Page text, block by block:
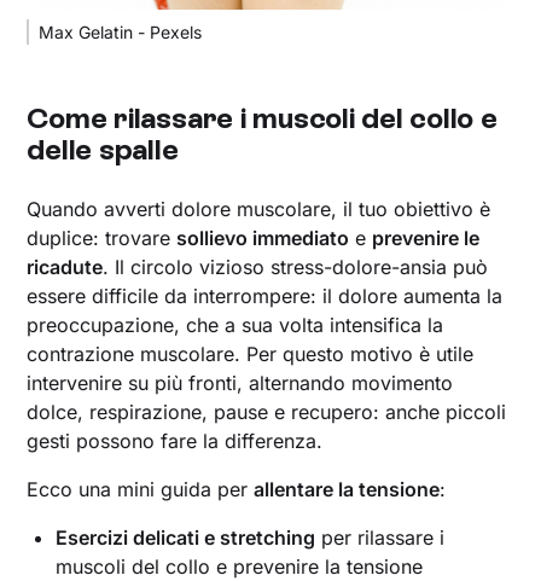
Max Gelatin - Pexels
Come rilassare i muscoli del collo e
delle spalle
Quando avverti dolore muscolare, il tuo obiettivo è
duplice: trovare sollievo immediato e prevenire le
ricadute. Il circolo vizioso stress-dolore-ansia può
essere difficile da interrompere: il dolore aumenta la
preoccupazione, che a sua volta intensifica la
contrazione muscolare. Per questo motivo è utile
intervenire su più fronti, alternando movimento
dolce, respirazione, pause e recupero: anche piccoli
gesti possono fare la differenza.
Ecco una mini guida perallentare la tensione:
Esercizi delicati e stretching per rilassare i
muscoli del collo e prevenire la tensione